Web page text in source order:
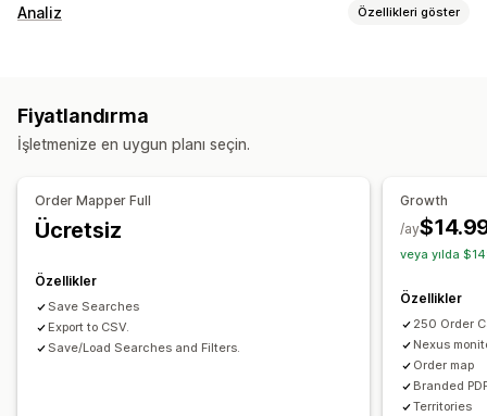
Analiz Özellikleri göster
Pazarlama ve satış
Görseller ve raporlar
Isı haritaları Analizler kontrol paneli
Fiyatlandırma
İşletmenize en uygun planı seçin.
Order Mapper Full
Ücretsiz
Özellikler
Save Searches
Export to CSV.
Save/Load Searches and Filters.
Growth
/ay
veya yılda
Özellikler
250 Order
Nexus
Order map
Branded
Territories